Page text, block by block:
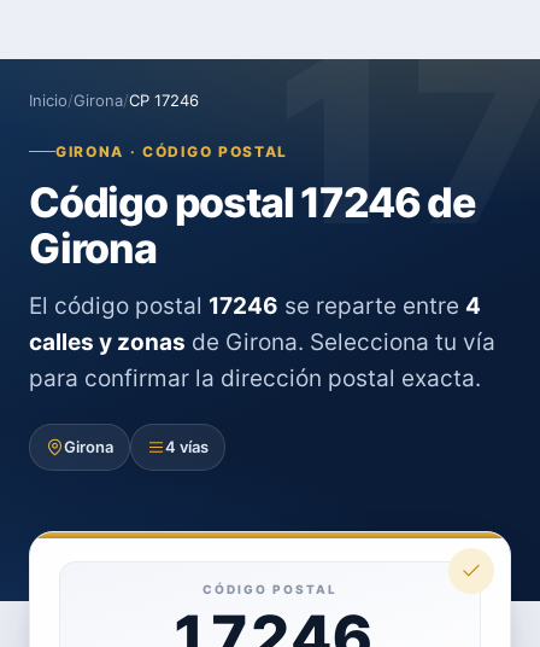
Inicio/Girona/CP 17246
GIRONA · CÓDIGO POSTAL
Código postal 17246 de
Girona
El código postal 17246 se reparte entre 4
calles y zonas de Girona. Selecciona tu vía
para confirmar la dirección postal exacta.
Girona 4 vías
CÓDIGO POSTAL